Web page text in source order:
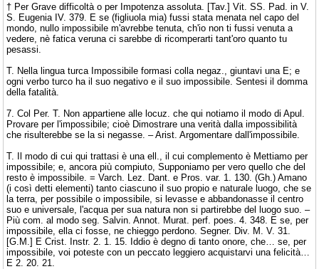
† Per Grave difficoltà o per Impotenza assoluta. [Tav.] Vit. SS. Pad. in V.
S. Eugenia IV. 379. E se (figliuola mia) fussi stata menata nel capo del
mondo, nullo impossibile m'avrebbe tenuta, ch'io non ti fussi venuta a
vedere, nè fatica veruna ci sarebbe di ricomperarti tant'oro quanto tu
pesassi.
T. Nella lingua turca Impossibile formasi colla negaz., giuntavi una E; e
ogni verbo turco ha il suo negativo e il suo impossibile. Sentesi il domma
della fatalità.
7. Col Per. T. Non appartiene alle locuz. che qui notiamo il modo di Apul.
Provare per l'impossibile; cioè Dimostrare una verità dalla impossibilità
che risulterebbe se la si negasse. – Arist. Argomentare dall'impossibile.
T. Il modo di cui qui trattasi è una ell., il cui complemento è Mettiamo per
impossibile; e, ancora più compiuto, Supponiamo per vero quello che del
resto è impossibile. = Varch. Lez. Dant. e Pros. var. 1. 130. (Gh.) Amano
(i così detti elementi) tanto ciascuno il suo propio e naturale luogo, che se
la terra, per possibile o impossibile, si levasse e abbandonasse il centro
suo e universale, l'acqua per sua natura non si partirebbe del luogo suo. –
Più com. al modo seg. Salvin. Annot. Murat. perf. poes. 4. 348. E se, per
impossibile, ella ci fosse, ne chieggo perdono. Segner. Div. M. V. 31.
[G.M.] E Crist. Instr. 2. 1. 15. Iddio è degno di tanto onore, che… se, per
impossibile, voi poteste con un peccato leggiero acquistarvi una felicità…
E 2. 20. 21.